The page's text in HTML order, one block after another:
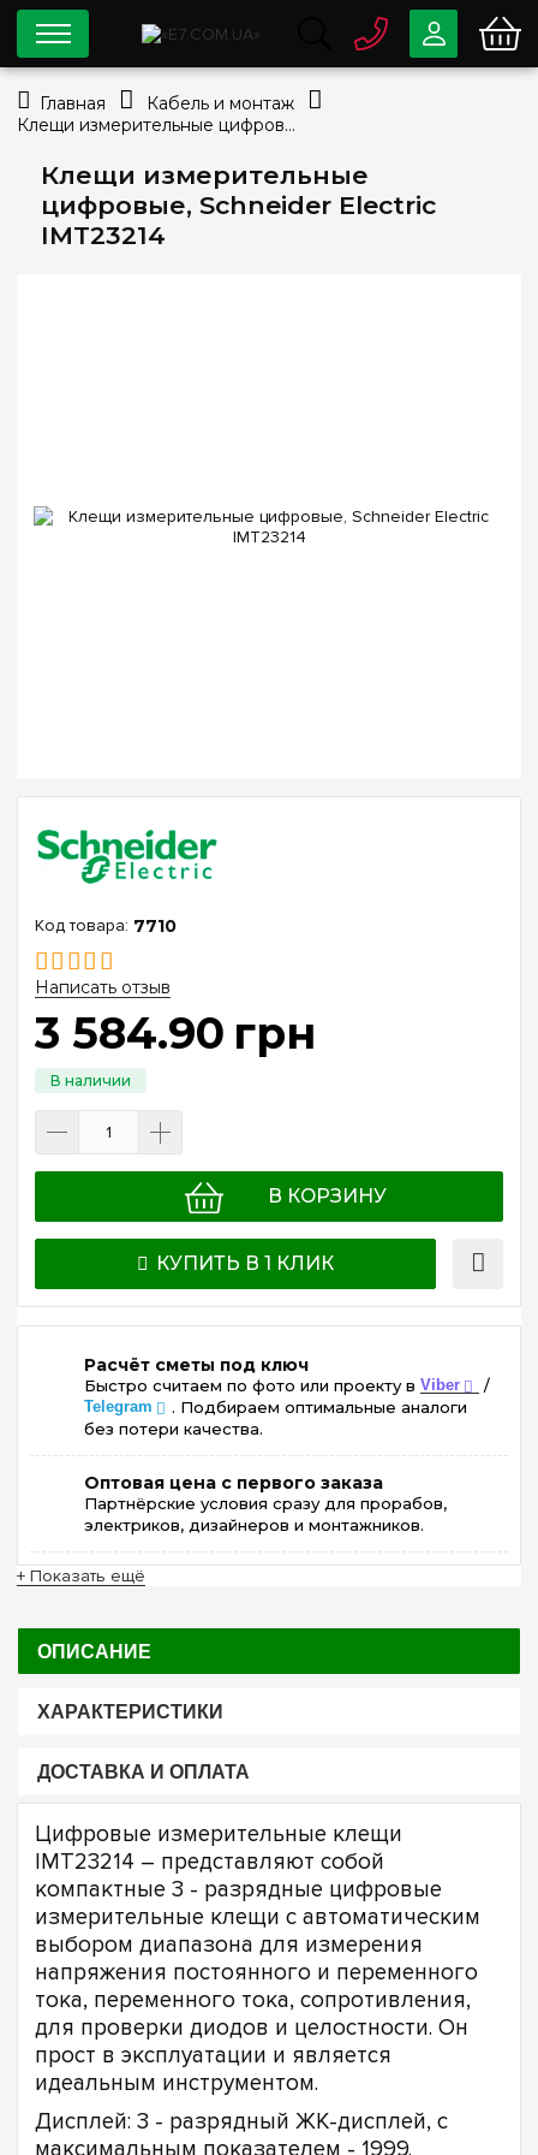
Клещи измерительные
цифровые, Schneider Electric
IMT23214
7710
Написать отзыв
3 584.90 грн
В КОРЗИНУ
КУПИТЬ В 1 КЛИК
Расчёт сметы под ключ
Быстро считаем по фото или проекту в Viber /
Telegram
. Подбираем оптимальные аналоги
без потери качества.
Оптовая цена с первого заказа
Партнёрские условия сразу для прорабов,
электриков, дизайнеров и монтажников.
+ Показать ещё
ОПИСАНИЕ
ХАРАКТЕРИСТИКИ
ДОСТАВКА И ОПЛАТА
Цифровые измерительные клещи
IMT23214 – представляют собой
компактные 3 - разрядные цифровые
измерительные клещи с автоматическим
выбором диапазона для измерения
напряжения постоянного и переменного
тока, переменного тока, сопротивления,
для проверки диодов и целостности. Он
прост в эксплуатации и является
идеальным инструментом.
Дисплей: 3 - разрядный ЖК-дисплей, с
0 800
info@e7.com.ua
044334-79-78
Viber Telegram
Главная
Кабель и монтаж
Клещи измерительные цифровые, Schneider Electric IMT23214